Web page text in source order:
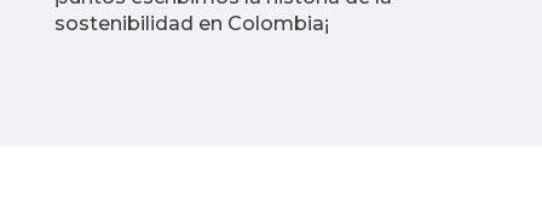
sostenibilidad en Colombia¡